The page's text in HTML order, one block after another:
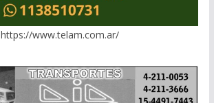
https://www.telam.com.ar/